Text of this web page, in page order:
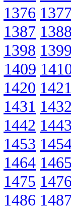
1376
1387
1398
1409
1420
1431
1442
1453
1464
1475
1486